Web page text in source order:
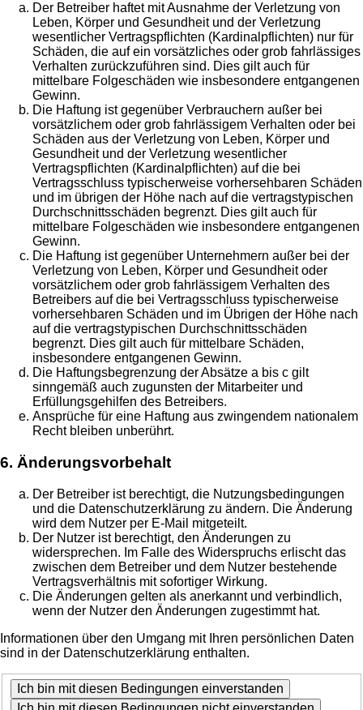
Der Betreiber haftet mit Ausnahme der Verletzung von
Leben, Körper und Gesundheit und der Verletzung
wesentlicher Vertragspflichten (Kardinalpflichten) nur für
Schäden, die auf ein vorsätzliches oder grob fahrlässiges
Verhalten zurückzuführen sind. Dies gilt auch für
mittelbare Folgeschäden wie insbesondere entgangenen
Gewinn.
Die Haftung ist gegenüber Verbrauchern außer bei
vorsätzlichem oder grob fahrlässigem Verhalten oder bei
Schäden aus der Verletzung von Leben, Körper und
Gesundheit und der Verletzung wesentlicher
Vertragspflichten (Kardinalpflichten) auf die bei
Vertragsschluss typischerweise vorhersehbaren Schäden
und im übrigen der Höhe nach auf die vertragstypischen
Durchschnittsschäden begrenzt. Dies gilt auch für
mittelbare Folgeschäden wie insbesondere entgangenen
Gewinn.
Die Haftung ist gegenüber Unternehmern außer bei der
Verletzung von Leben, Körper und Gesundheit oder
vorsätzlichem oder grob fahrlässigem Verhalten des
Betreibers auf die bei Vertragsschluss typischerweise
vorhersehbaren Schäden und im Übrigen der Höhe nach
auf die vertragstypischen Durchschnittsschäden
begrenzt. Dies gilt auch für mittelbare Schäden,
insbesondere entgangenen Gewinn.
Die Haftungsbegrenzung der Absätze a bis c gilt
sinngemäß auch zugunsten der Mitarbeiter und
Erfüllungsgehilfen des Betreibers.
Ansprüche für eine Haftung aus zwingendem nationalem
Recht bleiben unberührt.
6. Änderungsvorbehalt
Der Betreiber ist berechtigt, die Nutzungsbedingungen
und die Datenschutzerklärung zu ändern. Die Änderung
wird dem Nutzer per E-Mail mitgeteilt.
Der Nutzer ist berechtigt, den Änderungen zu
widersprechen. Im Falle des Widerspruchs erlischt das
zwischen dem Betreiber und dem Nutzer bestehende
Vertragsverhältnis mit sofortiger Wirkung.
Die Änderungen gelten als anerkannt und verbindlich,
wenn der Nutzer den Änderungen zugestimmt hat.
Informationen über den Umgang mit Ihren persönlichen Daten
sind in der Datenschutzerklärung enthalten.